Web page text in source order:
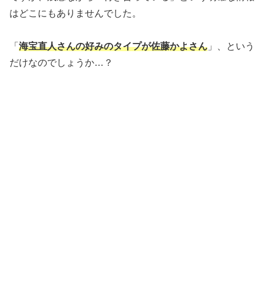
はどこにもありませんでした。
「 海宝直人さんの好みのタイプが佐藤かよさん 」、という
だけなのでしょうか…？